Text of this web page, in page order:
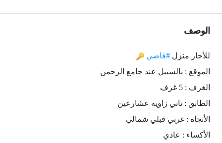
الوصف
للأجار منزل #فاضي
الموقع : بالسبيل عند جامع الرحمن
الغرف : 5 غرف
الطابق : تاني زاويه عشارعين
الأتجاه : غربي قبلي شمالي
الأكساء : عادي